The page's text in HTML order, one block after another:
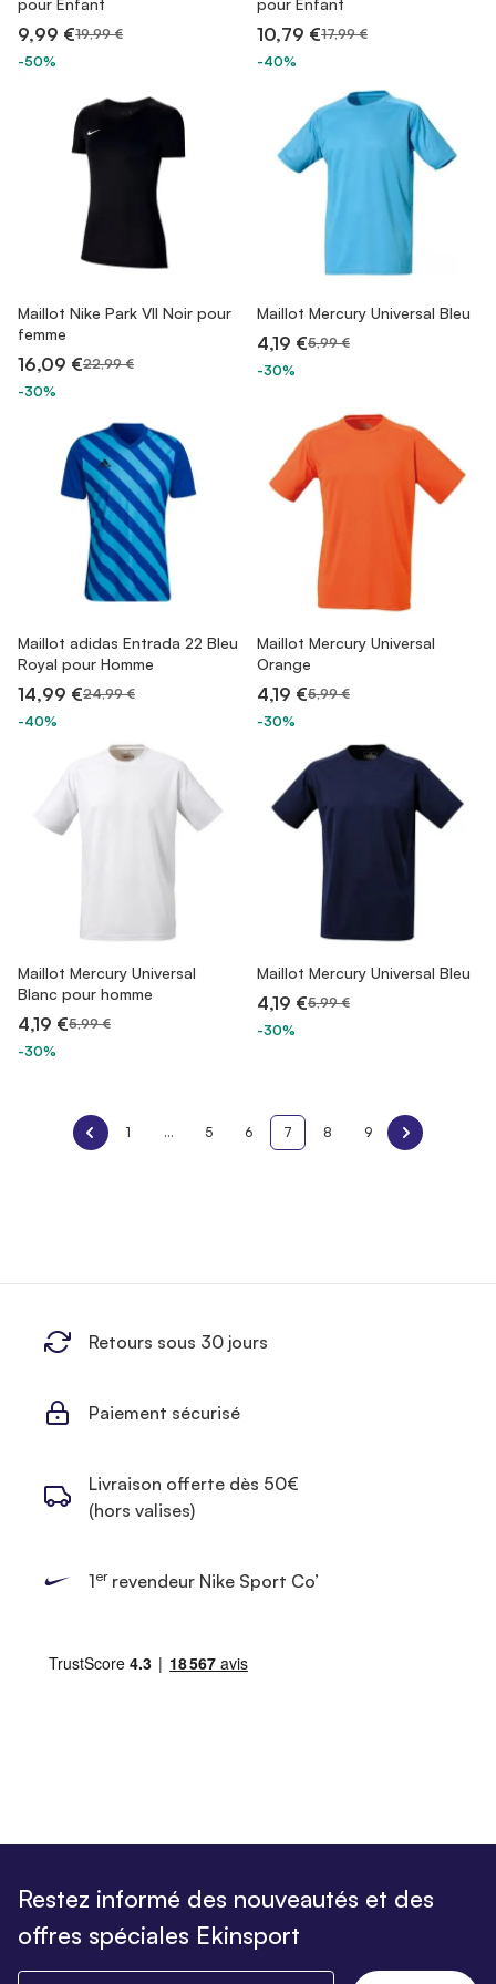
pour Enfant
9,99 €19,99 €
-50%
pour Enfant
10,79 €17,99 €
-40%
Maillot Nike Park VII Noir pour
femme
16,09 €22,99 €
-30%
Maillot Mercury Universal Bleu
4,19 €5,99 €
-30%
Maillot adidas Entrada 22 Bleu
Royal pour Homme
14,99 €24,99 €
-40%
Maillot Mercury Universal
Orange
4,19 €5,99 €
-30%
Maillot Mercury Universal
Blanc pour homme
4,19 €5,99 €
-30%
Maillot Mercury Universal Bleu
4,19 €5,99 €
-30%
1 ... 5 6 7 8 9
Retours sous 30 jours
Paiement sécurisé
Livraison offerte dès 50€
(hors valises)
1errevendeur Nike Sport Co’
Restez informé des nouveautés et des
offres spéciales Ekinsport